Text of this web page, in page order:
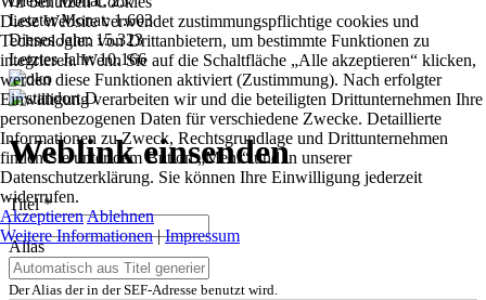
Letzter Monat: 1.603
Dieses Jahr: 15.323
Letztes Jahr: 10.166
Weblink einsenden
Titel*
Alias
Der Alias der in der SEF-Adresse benutzt wird.
Diese Website verwendet zustimmungspflichtige cookies und
Technologien von Drittanbietern, um bestimmte Funktionen zu
integrieren. Wenn Sie auf die Schaltfläche „Alle akzeptieren“ klicken,
werden diese Funktionen aktiviert (Zustimmung). Nach erfolgter
Einwilligung verarbeiten wir und die beteiligten Drittunternehmen Ihre
personenbezogenen Daten für verschiedene Zwecke. Detaillierte
Informationen zu Zweck, Rechtsgrundlage und Drittunternehmen
finden Sie unter dem Button „Mehr“ und in unserer
Datenschutzerklärung. Sie können Ihre Einwilligung jederzeit
widerrufen.
AkzeptierenAblehnen
Weitere Informationen|Impressum